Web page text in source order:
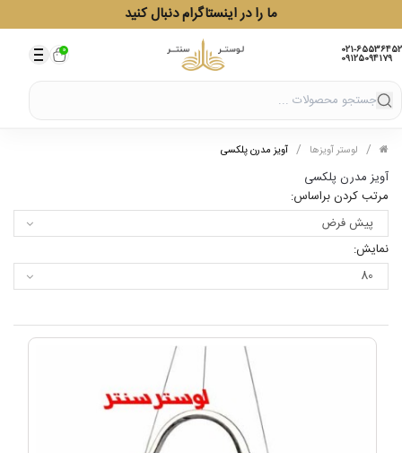
ما را در اینستاگرام دنبال کنید
021-65536452
09125094179
0
/ لوستر آویزها / آویز مدرن پلکسی
آویز مدرن پلکسی
مرتب کردن براساس:
نمایش: